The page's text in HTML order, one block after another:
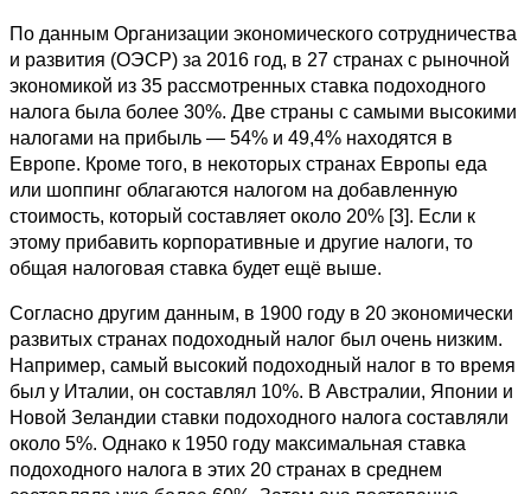
По данным Организации экономического сотрудничества
и развития (ОЭСР) за 2016 год, в 27 странах с рыночной
экономикой из 35 рассмотренных ставка подоходного
налога была более 30%. Две страны с самыми высокими
налогами на прибыль — 54% и 49,4% находятся в
Европе. Кроме того, в некоторых странах Европы еда
или шоппинг облагаются налогом на добавленную
стоимость, который составляет около 20% [3]. Если к
этому прибавить корпоративные и другие налоги, то
общая налоговая ставка будет ещё выше.
Согласно другим данным, в 1900 году в 20 экономически
развитых странах подоходный налог был очень низким.
Например, самый высокий подоходный налог в то время
был у Италии, он составлял 10%. В Австралии, Японии и
Новой Зеландии ставки подоходного налога составляли
около 5%. Однако к 1950 году максимальная ставка
подоходного налога в этих 20 странах в среднем